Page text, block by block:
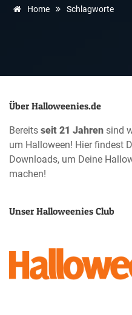
Home Schlagworte
Über Halloweenies.de
Bereits seit 21 Jahren sind
um Halloween! Hier findest
Downloads, um Deine
machen!
Unser Halloweenies Club